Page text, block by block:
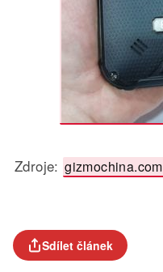
Zdroje: gizmochina.com
Sdílet článek